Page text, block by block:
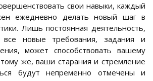
свои навыки, каждый
ежедневно делать новый шаг в
Лишь постоянная деятельность,
все новые требования, задания и
может способствовать вашему
же, ваши старания и стремление
будут непременно отмечены и